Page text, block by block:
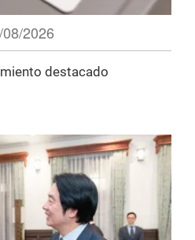
2026
destacado